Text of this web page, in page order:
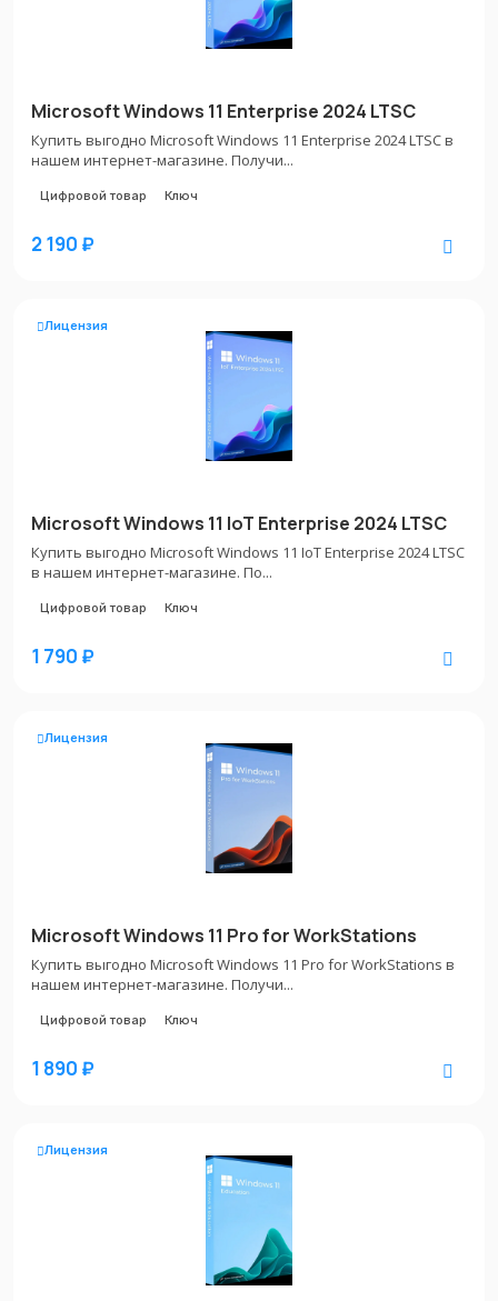
Microsoft Windows 11 Enterprise 2024 LTSC
Купить выгодно Microsoft Windows 11 Enterprise 2024 LTSC в
нашем интернет-магазине. Получи...
Цифровой товар Ключ
2 190 ₽
Лицензия
Microsoft Windows 11 IoT Enterprise 2024 LTSC
Купить выгодно Microsoft Windows 11 IoT Enterprise 2024 LTSC
в нашем интернет-магазине. По...
Цифровой товар Ключ
1 790 ₽
Лицензия
Microsoft Windows 11 Pro for WorkStations
Купить выгодно Microsoft Windows 11 Pro for WorkStations в
нашем интернет-магазине. Получи...
Цифровой товар Ключ
1 890 ₽
Лицензия